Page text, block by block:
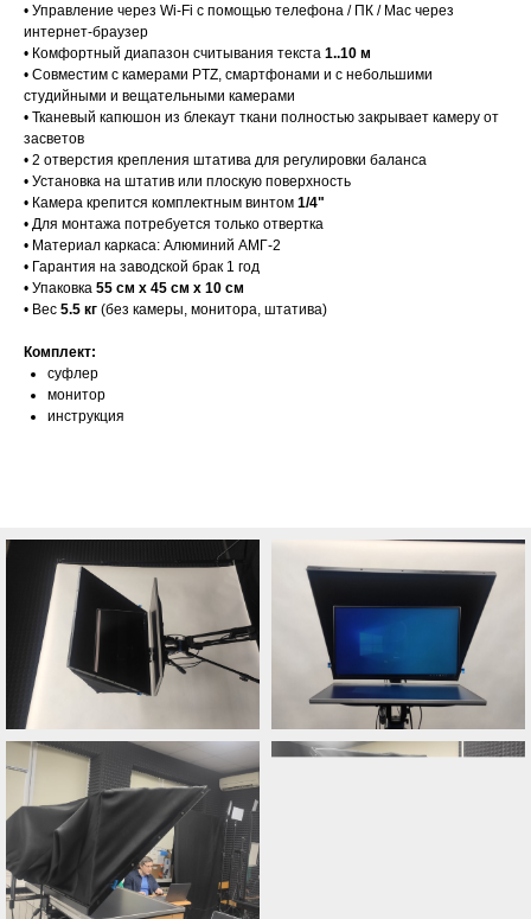
• Управление через Wi-Fi с помощью телефона / ПК / Mac через
интернет-браузер
• Комфортный диапазон считывания текста 1..10 м
• Совместим с камерами PTZ, смартфонами и с небольшими
студийными и вещательными камерами
• Тканевый капюшон из блекаут ткани полностью закрывает камеру от
засветов
• 2 отверстия крепления штатива для регулировки баланса
• Установка на штатив или плоскую поверхность
• Камера крепится комплектным винтом 1/4"
• Для монтажа потребуется только отвертка
• Материал каркаса: Алюминий АМГ-2
• Гарантия на заводской брак 1 год
• Упаковка 55 см х 45 см х 10 см
• Вес 5.5 кг (без камеры, монитора, штатива)
Комплект:
суфлер
монитор
инструкция